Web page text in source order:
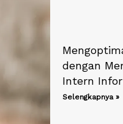
dengan
Intern
Selengkapnya »